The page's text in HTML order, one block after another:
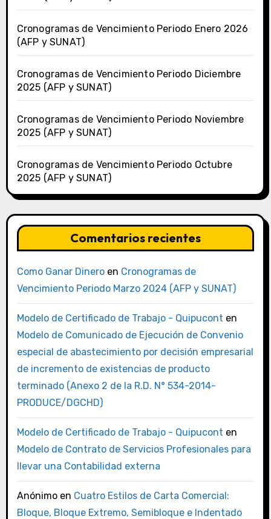
Cronogramas de Vencimiento Periodo Enero 2026
(AFP y SUNAT)
Cronogramas de Vencimiento Periodo Diciembre
2025 (AFP y SUNAT)
Cronogramas de Vencimiento Periodo Noviembre
2025 (AFP y SUNAT)
Cronogramas de Vencimiento Periodo Octubre
2025 (AFP y SUNAT)
Comentarios recientes
Como Ganar Dineroen Cronogramas de
Vencimiento Periodo Marzo 2024 (AFP y SUNAT)
Modelo de Certificado de Trabajo - Quipucont en
Modelo de Comunicado de Ejecución de Convenio
especial de abastecimiento por decisión empresarial
de incremento de existencias de producto
terminado (Anexo 2 de la R.D. N° 534-2014-
PRODUCE/DGCHD)
Modelo de Certificado de Trabajo - Quipucont en
Modelo de Contrato de Servicios Profesionales para
llevar una Contabilidad externa
Anónimoen Cuatro Estilos de Carta Comercial:
Bloque, Bloque Extremo, Semibloque e Indentado